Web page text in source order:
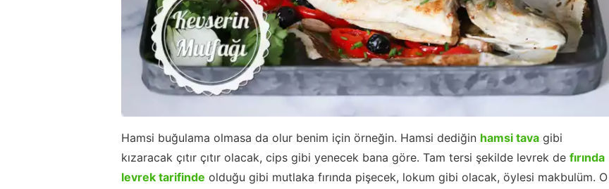
Hamsi buğulama olmasa da olur benim için örneğin. Hamsi dediğin hamsi tava gibi
kızaracak çıtır çıtır olacak, cips gibi yenecek bana göre. Tam tersi şekilde levrek de fırında
levrek tarifinde olduğu gibi mutlaka fırında pişecek, lokum gibi olacak, öylesi makbulüm. O